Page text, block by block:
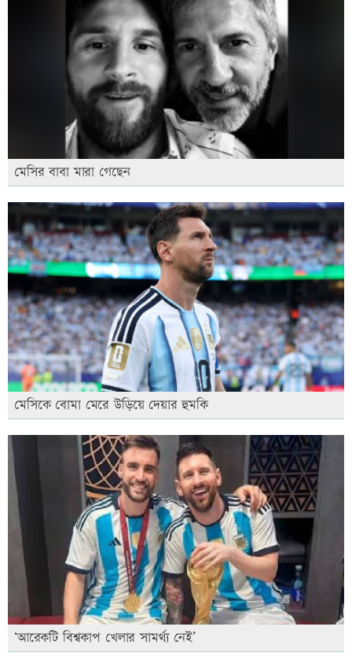
মেসির বাবা মারা গেছেন
মেসিকে বোমা মেরে উড়িয়ে দেয়ার হুমকি
‘আরেকটি বিশ্বকাপ খেলার সামর্থ্য নেই’